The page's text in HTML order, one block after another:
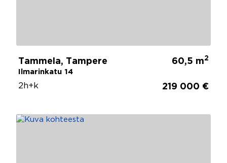
Tammela, Tampere
Ilmarinkatu 14
60,5 m2
2h+k 219 000 €